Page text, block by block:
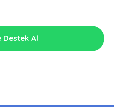
Destek Al